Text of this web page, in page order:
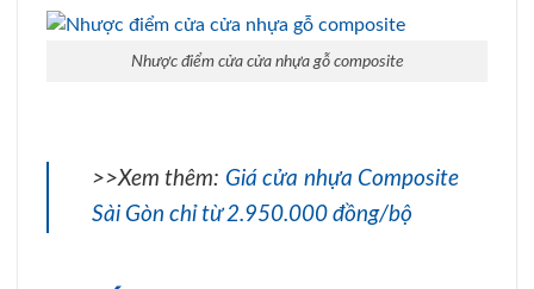
Nhược điểm cửa cửa nhựa gỗ composite
>>Xem thêm: Giá cửa nhựa Composite
Sài Gòn chỉ từ 2.950.000 đồng/bộ